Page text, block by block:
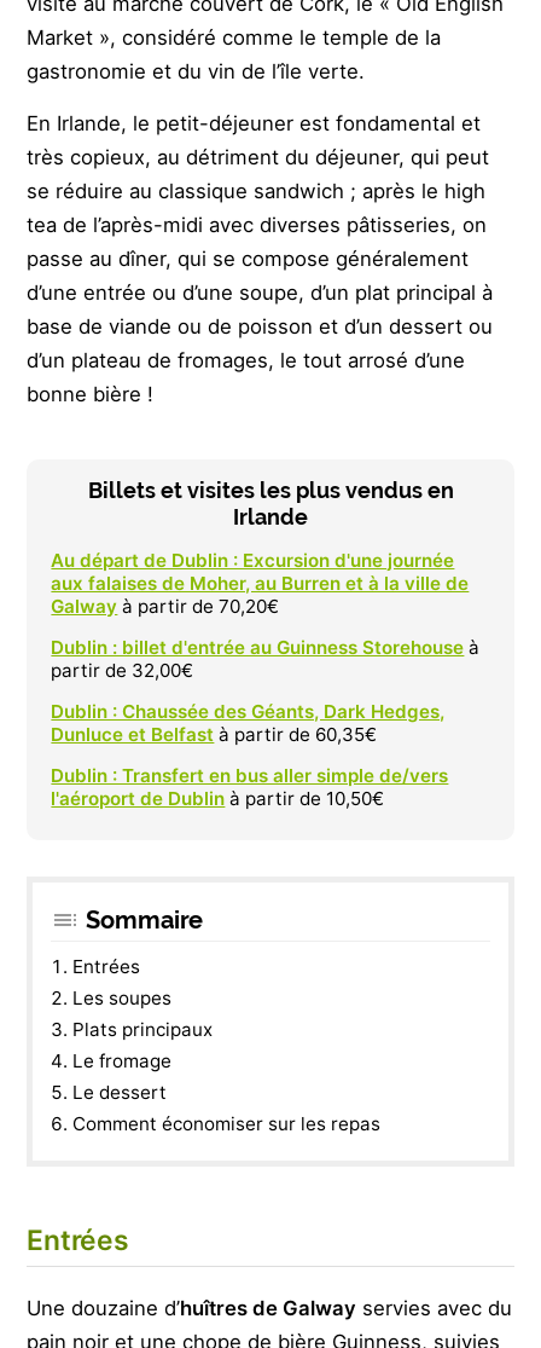
Market », considéré comme le temple de la
gastronomie et du vin de l’île verte.
En Irlande, le petit-déjeuner est fondamental et
très copieux, au détriment du déjeuner, qui peut
se réduire au classique sandwich ; après le high
tea de l’après-midi avec diverses pâtisseries, on
passe au dîner, qui se compose généralement
d’une entrée ou d’une soupe, d’un plat principal à
base de viande ou de poisson et d’un dessert ou
d’un plateau de fromages, le tout arrosé d’une
bonne bière !
Billets et visites les plus vendus en
Irlande
Au départ de Dublin : Excursion d'une journée
aux falaises de Moher, au Burren et à la ville de
Galway à partir de 70,20€
Dublin : billet d'entrée au Guinness Storehouse à
partir de 32,00€
Dublin : Chaussée des Géants, Dark Hedges,
Dunluce et Belfast à partir de 60,35€
Dublin : Transfert en bus aller simple de/vers
l'aéroport de Dublin à partir de 10,50€
Sommaire
Entrées
Les soupes
Plats principaux
Le fromage
Le dessert
Comment économiser sur les repas
Entrées
Une douzaine d’huîtres de Galway servies avec du
pain noir et une chope de bière Guinness, suivies